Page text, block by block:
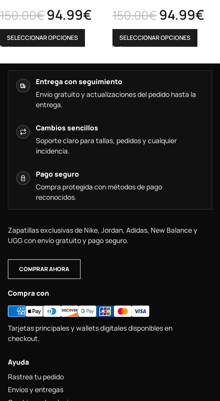
150.00€94.99€
SELECCIONAR OPCIONES
150.00€94.99€
SELECCIONAR OPCIONES
Entrega con seguimiento
Envío gratuito y actualizaciones del pedido hasta la
entrega.
Cambios sencillos
Soporte claro para tallas, pedidos y cualquier
incidencia.
Pago seguro
Compra protegida con métodos de pago
reconocidos.
Zapatillas exclusivas de Nike, Jordan, Adidas, New Balance y
UGG con envío gratuito y pago seguro.
COMPRAR AHORA
Compra con
Tarjetas principales y wallets digitales disponibles en
checkout.
Ayuda
Rastrea tu pedido
Envíos y entregas